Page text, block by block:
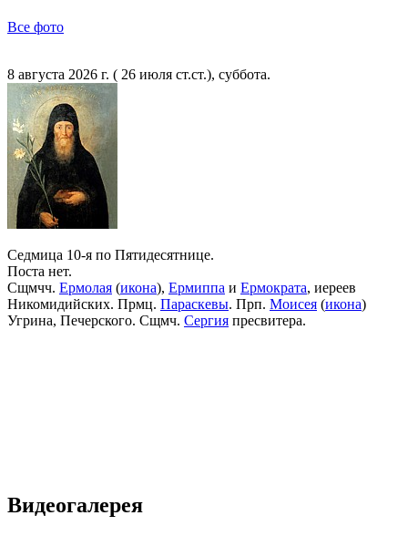
Все фото
8 августа 2026 г. ( 26 июля ст.ст.), суббота.
Седмица 10-я по Пятидесятнице.
Поста нет.
Сщмчч. Ермолая (икона), Ермиппа и Ермократа, иереев
Никомидийских. Прмц. Параскевы. Прп. Моисея (икона)
Угрина, Печерского. Сщмч. Сергия пресвитера.
Видеогалерея